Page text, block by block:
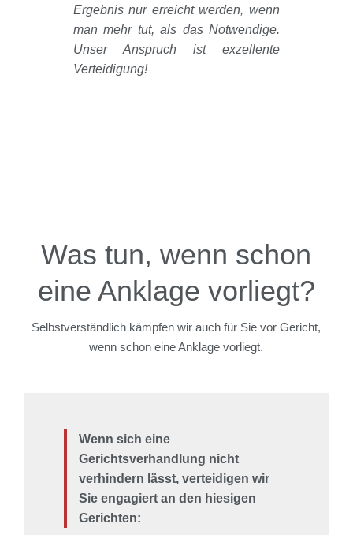
Ergebnis nur erreicht werden, wenn
man mehr tut, als das Notwendige.
Unser Anspruch ist exzellente
Verteidigung!
Was tun, wenn schon
eine Anklage vorliegt?
Selbstverständlich kämpfen wir auch für Sie vor Gericht,
wenn schon eine Anklage vorliegt.
Wenn sich eine
Gerichtsverhandlung nicht
verhindern lässt, verteidigen wir
Sie engagiert an den hiesigen
Gerichten: